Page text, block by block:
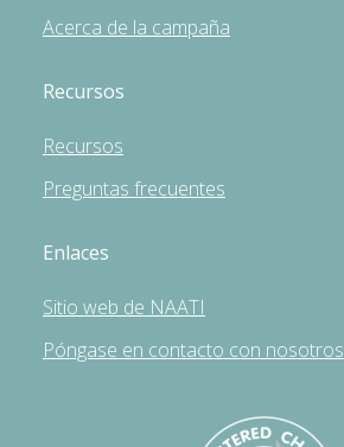
Acerca de la campaña
Recursos
Recursos
Preguntas frecuentes
Enlaces
Sitio web de NAATI
Póngase en contacto con nosotros